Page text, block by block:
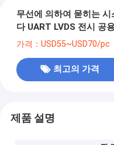
무선에 의하여 묻히는
다 UART LVDS 전시 공
가격：USD55~USD70/pc
최고의 가격
제품 설명